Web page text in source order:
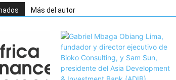
Más del autor